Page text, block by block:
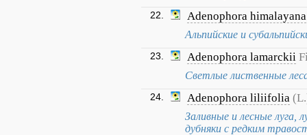
22. Adenophora himalayana
Альпийские и
23. Adenophora lamarckii
Светлые лиственные
24. Adenophora liliifolia
Заливные и лесные луга,
дубняки с редким